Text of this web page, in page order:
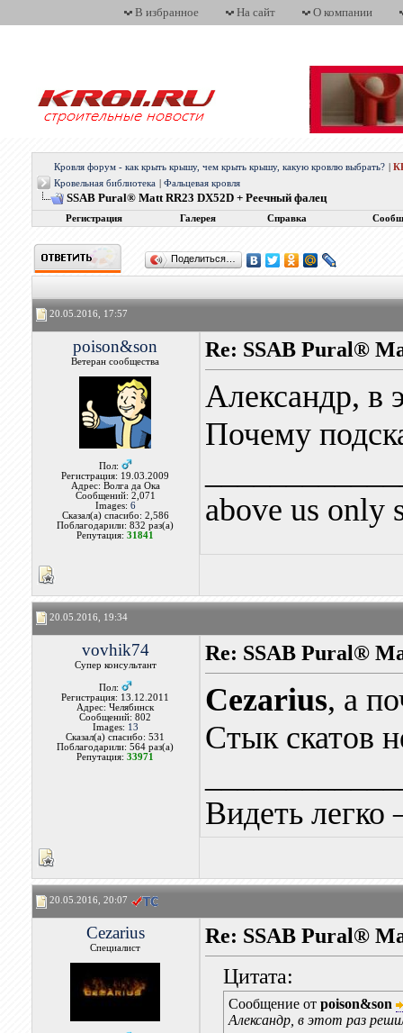
В избранное На сайт О компании
Кровля форум - как крыть крышу, чем крыть крышу, какую кровлю выбрать?
Кровельная библиотека
Фальцевая кровля
SSAB Pural® Matt RR23 DX52D + Реечный фалец
Регистрация Галерея Справка
Поделиться…
20.05.2016, 17:57
poison&son
Ветеран сообщества
Пол:
Регистрация: 19.03.2009
Адрес: Волга да Ока
Сообщений: 2,071
Images: 6
Сказал(а) спасибо: 2,586
Поблагодарили: 832 раз(а)
Репутация:31841
Re: SSAB Pural®
Александр, в
Почему
above us only
20.05.2016, 19:34
vovhik74
Супер консультант
Пол:
Регистрация: 13.12.2011
Адрес: Челябинск
Сообщений: 802
Images: 13
Сказал(а) спасибо: 531
Поблагодарили: 564 раз(а)
Репутация:33971
Re: SSAB Pural®
Cezarius, а
Стык скатов
Видеть
20.05.2016, 20:07
Cezarius
Специалист
Re: SSAB Pural®
Цитата:
Сообщение от poison&son
Александр, в этот раз